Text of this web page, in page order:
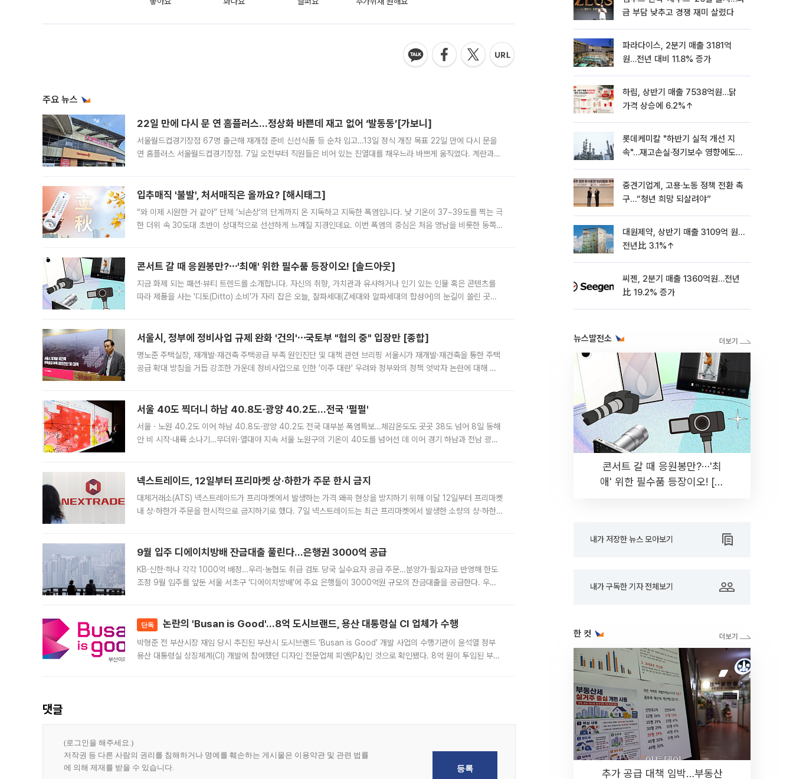
주요 뉴스
22일 만에 다시 문 연 홈플러스…정상화 바쁜데 재고 없어 ‘발동동’[가보니]
서울월드컵경기장점 67명 출근해 재개점 준비 신선식품 등 순차 입고…13일 정식 개장 목표 22일 만에 다시 문을
연 홈플러스 서울월드컵경기장점. 7일 오전부터 직원들은 비어 있는 진열대를 채우느라 바쁘게 움직였다. 계란과
입추매직 '불발', 처서매직은 올까요? [해시태그]
“와 이제 시원한 거 같아” 단체 ‘뇌손상’의 단계까지 온 지독하고 지독한 폭염입니다. 낮 기온이 37~39도를 찍는 극
한 더위 속 30도대 초반이 상대적으로 선선하게 느껴질 지경인데요. 이번 폭염의 중심은 처음 영남을 비롯한 동쪽
콘서트 갈 때 응원봉만?⋯'최애' 위한 필수품 등장이오! [솔드아웃]
지금 화제 되는 패션·뷰티 트렌드를 소개합니다. 자신의 취향, 가치관과 유사하거나 인기 있는 인물 혹은 콘텐츠를
따라 제품을 사는 '디토(Ditto) 소비'가 자리 잡은 오늘, 잘파세대(Z세대와 알파세대의 합성어)의 눈길이 쏠린 곳은
서울시, 정부에 정비사업 규제 완화 '건의'⋯국토부 "협의 중" 입장만 [종합]
명노준 주택실장, 재개발·재건축 주택공급 부족 원인진단 및 대책 관련 브리핑 서울시가 재개발·재건축을 통한 주택
공급 확대 방침을 거듭 강조한 가운데 정비사업으로 인한 '이주 대란' 우려와 정부와의 정책 엇박자 논란에 대해 정
서울 40도 찍더니 하남 40.8도·광양 40.2도…전국 '펄펄'
서울ㆍ노원 40.2도 이어 하남 40.8도·광양 40.2도 전국 대부분 폭염특보…체감온도도 곳곳 38도 넘어 8일 동해
안 비 시작·내륙 소나기…무더위·열대야 지속 서울 노원구의 기온이 40도를 넘어선 데 이어 경기 하남과 전남 광양
넥스트레이드, 12일부터 프리마켓 상·하한가 주문 한시 금지
대체거래소(ATS) 넥스트레이드가 프리마켓에서 발생하는 가격 왜곡 현상을 방지하기 위해 이달 12일부터 프리마켓
내 상·하한가 주문을 한시적으로 금지하기로 했다. 7일 넥스트레이드는 최근 프리마켓에서 발생한 소량의 상·하한
9월 입주 디에이치방배 잔금대출 풀린다…은행권 3000억 공급
KB·신한·하나 각각 1000억 배정…우리·농협도 취급 검토 당국 실수요자 공급 주문…분양가·필요자금 반영해 한도
조정 9월 입주를 앞둔 서울 서초구 ‘디에이치방배’에 주요 은행들이 3000억원 규모의 잔금대출을 공급한다. 우리
단독 논란의 'Busan is Good'…8억 도시브랜드, 용산 대통령실 CI 업체가 수행
박형준 전 부산시장 재임 당시 추진된 부산시 도시브랜드 ‘Busan is Good’ 개발 사업의 수행기관이 윤석열 정부
용산 대통령실 상징체계(CI) 개발에 참여했던 디자인 전문업체 피앤(P&)인 것으로 확인됐다. 8억 원이 투입된 부산
댓글
금 부담 낮추고 경쟁 재미 살렸다
파라다이스, 2분기 매출 3181억
원…전년 대비 11.8% 증가
하림, 상반기 매출 7538억원…닭
가격 상승에 6.2%↑
롯데케미칼 "하반기 실적 개선 지
속"…재고손실·정기보수 영향에도
중견기업계, 고용·노동 정책 전환 촉
구…“청년 희망 되살려야”
대원제약, 상반기 매출 3109억 원…
전년比 3.1%↑
씨젠, 2분기 매출 1360억원…전년
比 19.2% 증가
뉴스발전소
콘서트 갈 때 응원봉만?⋯'최
애' 위한 필수품 등장이오! [솔
내가 저장한 뉴스 모아보기
내가 구독한 기자 전체보기
한 컷
추가 공급 대책 임박…부동산